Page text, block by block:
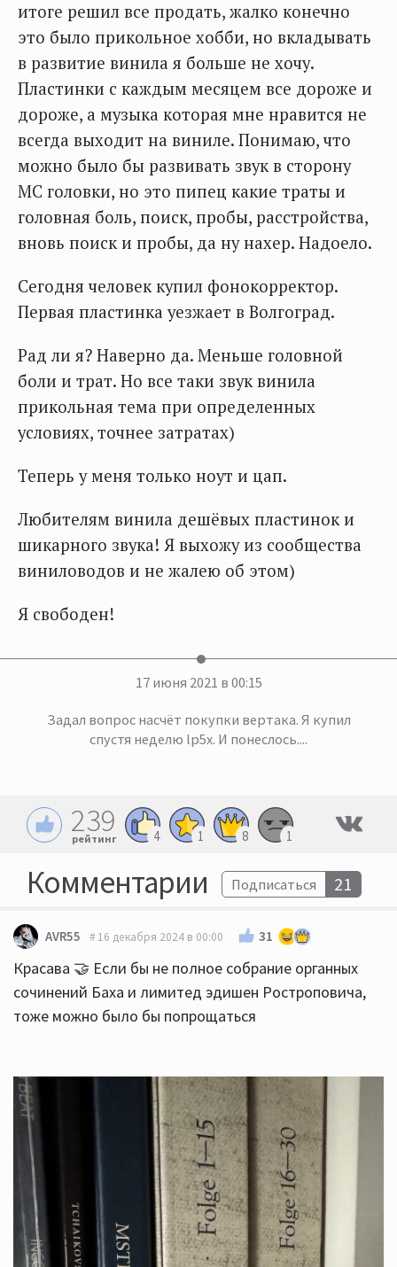
итоге решил все продать, жалко конечно
это было прикольное хобби, но вкладывать
в развитие винила я больше не хочу.
Пластинки с каждым месяцем все дороже и
дороже, а музыка которая мне нравится не
всегда выходит на виниле. Понимаю, что
можно было бы развивать звук в сторону
МС головки, но это пипец какие траты и
головная боль, поиск, пробы, расстройства,
вновь поиск и пробы, да ну нахер. Надоело.
Сегодня человек купил фонокорректор.
Первая пластинка уезжает в Волгоград.
Рад ли я? Наверно да. Меньше головной
боли и трат. Но все таки звук винила
прикольная тема при определенных
условиях, точнее затратах)
Теперь у меня только ноут и цап.
Любителям винила дешёвых пластинок и
шикарного звука! Я выхожу из сообщества
виниловодов и не жалею об этом)
Я свободен!
17 июня 2021 в 00:15
Задал вопрос насчёт покупки вертака. Я купил
спустя неделю lp5x. И понеслось....
239
рейтинг 4 1 8 1
Комментарии Подписаться 21
AVR55 16 декабря 2024 в 00:00 31
Красава 🤝 Если бы не полное собрание органных
сочинений Баха и лимитед эдишен Ростроповича,
тоже можно было бы попрощаться